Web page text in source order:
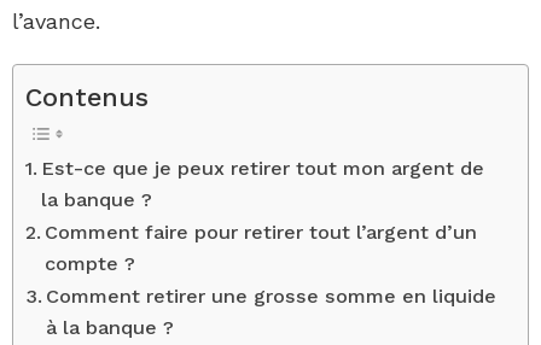
l’avance.
Contenus
Est-ce que je peux retirer tout mon argent de
la banque ?
Comment faire pour retirer tout l’argent d’un
compte ?
Comment retirer une grosse somme en liquide
à la banque ?